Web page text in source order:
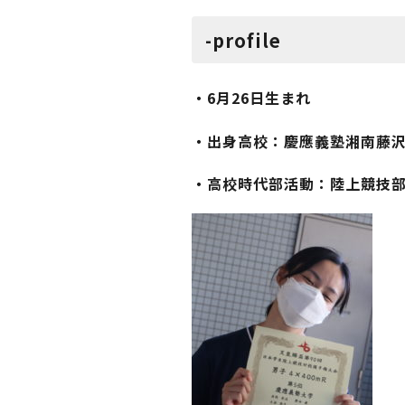
-profile
・6月26日生まれ
・出身高校：慶應義塾湘南藤
・高校時代部活動：陸上競技部